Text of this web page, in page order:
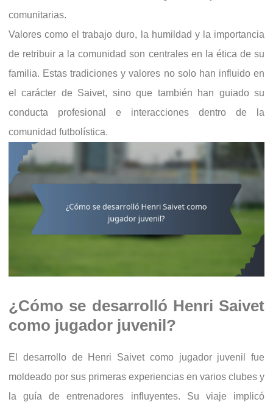
comunitarias.
Valores como el trabajo duro, la humildad y la importancia
de retribuir a la comunidad son centrales en la ética de su
familia. Estas tradiciones y valores no solo han influido en
el carácter de Saivet, sino que también han guiado su
conducta profesional e interacciones dentro de la
comunidad futbolística.
¿Cómo se desarrolló Henri Saivet
como jugador juvenil?
El desarrollo de Henri Saivet como jugador juvenil fue
moldeado por sus primeras experiencias en varios clubes y
la guía de entrenadores influyentes. Su viaje implicó